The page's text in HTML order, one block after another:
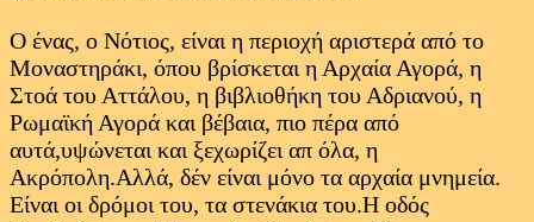
Ο ένας, ο Νότιος, είναι η περιοχή αριστερά από το
Μοναστηράκι, όπου βρίσκεται η Αρχαία Αγορά, η
Στοά του Αττάλου, η βιβλιοθήκη του Αδριανού, η
Ρωμαϊκή Αγορά και βέβαια, πιο πέρα από
αυτά,υψώνεται και ξεχωρίζει απ όλα, η
Ακρόπολη.Αλλά, δέν είναι μόνο τα αρχαία μνημεία.
Είναι οι δρόμοι του, τα στενάκια του.Η οδός